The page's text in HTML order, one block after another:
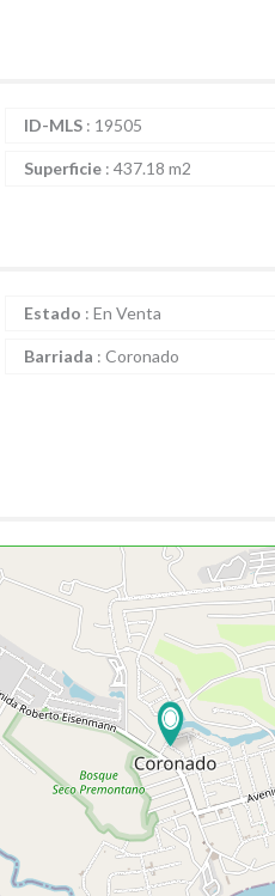
ID-MLS : 19505
Superficie : 437.18 m2
Estado : En Venta
Barriada : Coronado